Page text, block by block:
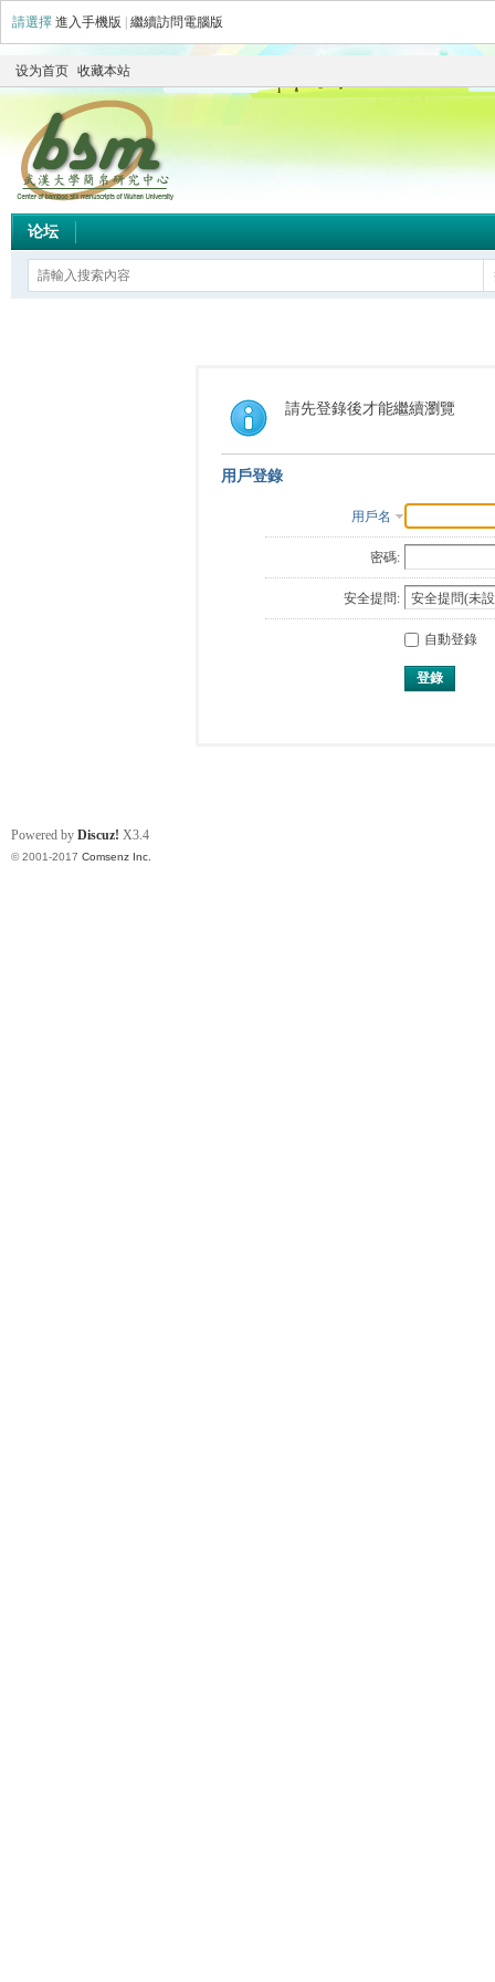
請選擇 進入手機版 繼續訪問電腦版
设为首页 收藏本站
论坛
請先登錄後才能繼續瀏覽
用戶登錄
用戶名
密碼:
安全提問:
自動登錄
登錄
Powered by Discuz! X3.4
© 2001-2017 Comsenz Inc.